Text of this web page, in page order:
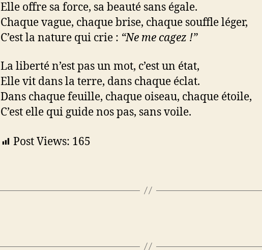
Elle offre sa force, sa beauté sans égale.
Chaque vague, chaque brise, chaque souffle léger,
C’est la nature qui crie : “Ne me cagez !”
La liberté n’est pas un mot, c’est un état,
Elle vit dans la terre, dans chaque éclat.
Dans chaque feuille, chaque oiseau, chaque étoile,
C’est elle qui guide nos pas, sans voile.
Post Views: 165